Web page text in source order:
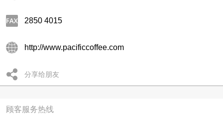
2850 4015
http://www.pacificcoffee.com
分享给朋友
顾客服务热线